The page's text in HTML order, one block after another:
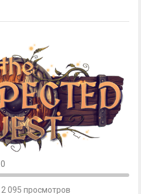
0
2 095 просмотров